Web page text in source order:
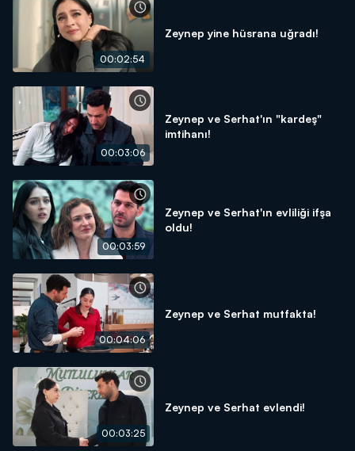
00:02:54
Zeynep yine hüsrana uğradı!
00:03:06
Zeynep ve Serhat'ın "kardeş"
imtihanı!
00:03:59
Zeynep ve Serhat'ın evliliği ifşa
oldu!
00:04:06
Zeynep ve Serhat mutfakta!
00:03:25
Zeynep ve Serhat evlendi!